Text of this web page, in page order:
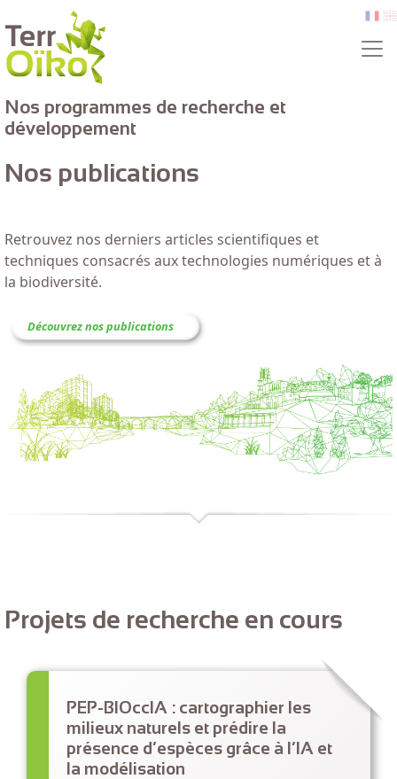
Aller au contenu principal fr
Nos programmes de recherche et
développement
Nos publications
Retrouvez nos derniers articles scientifiques et
techniques consacrés aux technologies numériques et à
la biodiversité.
Découvrez nos publications
Projets de recherche en cours
PEP-BIOccIA : cartographier les
milieux naturels et prédire la
présence d’espèces grâce à l’IA et
la modélisation